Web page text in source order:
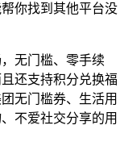
你找到其他平台没
无门槛、零手续
还支持积分兑换福
无门槛券、生活用
不爱社交分享的用